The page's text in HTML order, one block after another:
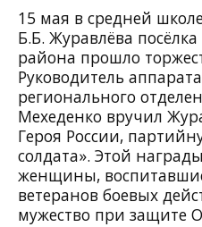
15 мая в средней
Б.Б. Журавлёва
района прошло
Руководитель
регионального
Мехеденко вручил
Героя России,
солдата». Этой
женщины,
ветеранов боевых
мужество при защите